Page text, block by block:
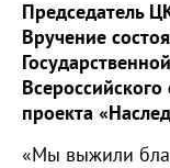
Председатель
Вручение
проекта
«Мы выжили